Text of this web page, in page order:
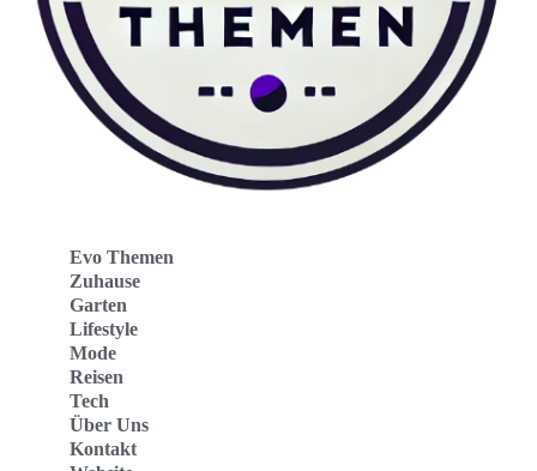
Evo Themen
Zuhause
Garten
Lifestyle
Mode
Reisen
Tech
Über Uns
Kontakt